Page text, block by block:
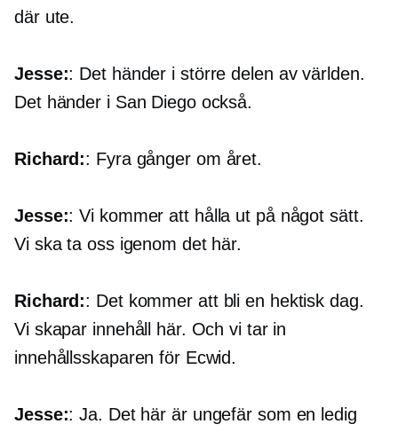
där ute.
Jesse:: Det händer i större delen av världen.
Det händer i San Diego också.
Richard:: Fyra gånger om året.
Jesse:: Vi kommer att hålla ut på något sätt.
Vi ska ta oss igenom det här.
Richard:: Det kommer att bli en hektisk dag.
Vi skapar innehåll här. Och vi tar in
innehållsskaparen för Ecwid.
Jesse:: Ja. Det här är ungefär som en ledig